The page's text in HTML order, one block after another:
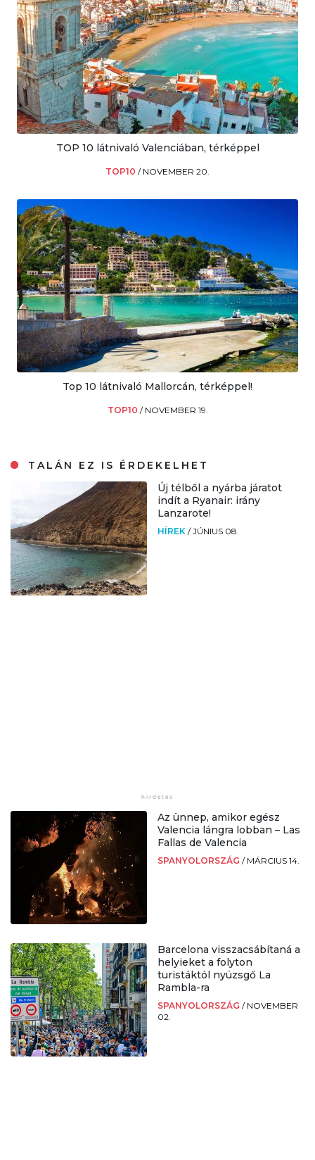
TOP 10 látnivaló Valenciában, térképpel
TOP10 / NOVEMBER 20.
Top 10 látnivaló Mallorcán, térképpel!
TOP10 / NOVEMBER 19.
TALÁN EZ IS ÉRDEKELHET
Új télből a nyárba járatot
indít a Ryanair: irány
Lanzarote!
HÍREK /JÚNIUS 08.
Az ünnep, amikor egész
Valencia lángra lobban – Las
Fallas de Valencia
SPANYOLORSZÁG / MÁRCIUS 14.
Barcelona visszacsábítaná a
helyieket a folyton
turistáktól nyüzsgő La
Rambla-ra
SPANYOLORSZÁG / NOVEMBER
02.